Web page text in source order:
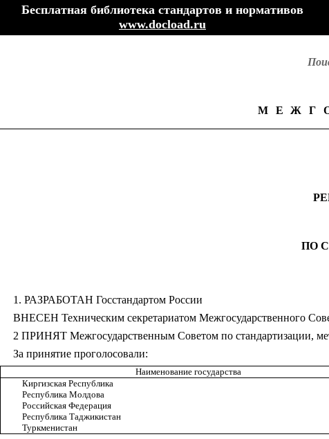
Бесплатная библиотека стандартов и нормативов
www.docload.ru
ПО
1. РАЗРАБОТАН Госстандартом России
ВНЕСЕН Техническим секретариатом Межгосударственного
2 ПРИНЯТ Межгосударственным Советом по стандартизации,
За принятие проголосовали:
Наименование государства
Киргизская Республика
Республика Молдова
Российская Федерация
Республика Таджикистан
Туркменистан